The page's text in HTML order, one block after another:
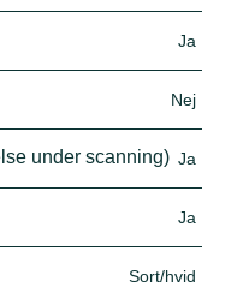
Ja
Nej
under scanning) Ja
Ja
Sort/hvid